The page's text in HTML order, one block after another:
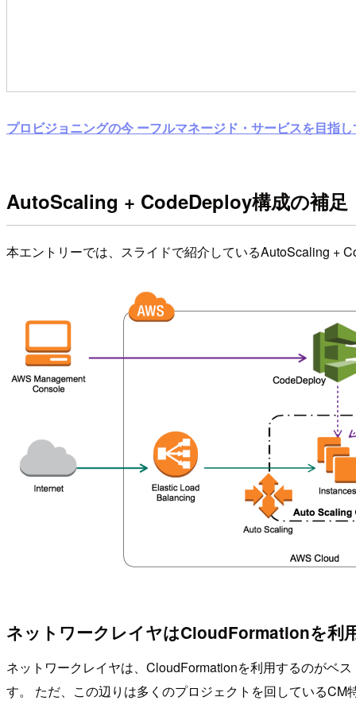
プロビジョニングの今 ーフルマネージド・サービスを目指
AutoScaling + CodeDeploy構成の補足
本エントリーでは、スライドで紹介しているAutoScaling +
ネットワークレイヤはCloudFormationを利
ネットワークレイヤは、CloudFormationを利用するのがベ
す。 ただ、この辺りは多くのプロジェクトを回しているCM